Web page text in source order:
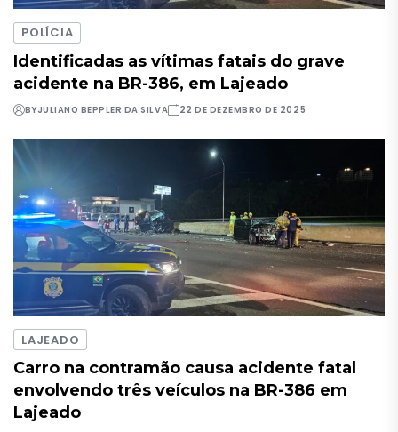
POLÍCIA
Identificadas as vítimas fatais do grave
acidente na BR-386, em Lajeado
BYJULIANO BEPPLER DA SILVA 22 DE DEZEMBRO DE 2025
LAJEADO
Carro na contramão causa acidente fatal
envolvendo três veículos na BR-386 em
Lajeado